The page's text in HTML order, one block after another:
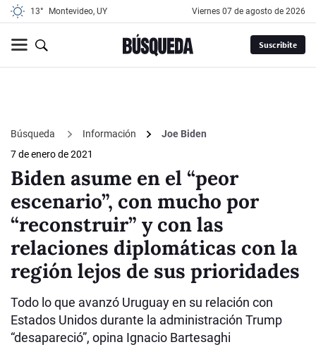
13° Montevideo, UY viernes 07 de agosto de 2026
Suscribite
Búsqueda Información
Joe Biden
7 de enero de 2021
Biden asume en el “peor
escenario”, con mucho por
“reconstruir” y con las
relaciones diplomáticas con la
región lejos de sus prioridades
Todo lo que avanzó Uruguay en su relación con
Estados Unidos durante la administración Trump
“desapareció”, opina Ignacio Bartesaghi